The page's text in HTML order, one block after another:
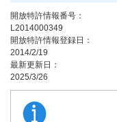
開放特許情報番号：
L2014000349
開放特許情報登録日：
2014/2/19
最新更新日：
2025/3/26